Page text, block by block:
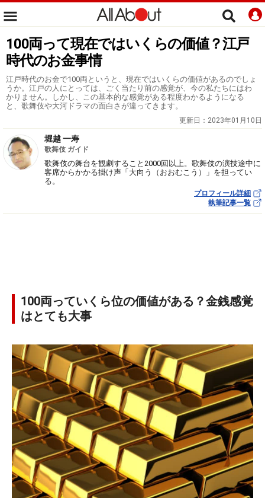
100両って現在ではいくらの価値？江戸
時代のお金事情
江戸時代のお金で100両というと、現在ではいくらの価値があるのでしょ
うか。江戸の人にとっては、ごく当たり前の感覚が、今の私たちにはわ
かりません。しかし、この基本的な感覚がある程度わかるようになる
と、歌舞伎や大河ドラマの面白さが違ってきます。
更新日： 2023年01月10日
堀越 一寿
歌舞伎 ガイド
歌舞伎の舞台を観劇すること2000回以上。歌舞伎の演技途中に
客席からかかる掛け声「大向う（おおむこう）」を担ってい
る。
プロフィール詳細
執筆記事一覧
100両っていくら位の価値がある？金銭感覚
はとても大事